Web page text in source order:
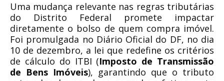
Uma mudança relevante nas regras tributárias
do Distrito Federal promete impactar
diretamente o bolso de quem compra imóvel.
Foi promulgada no Diário Oficial do DF, no dia
10 de dezembro, a lei que redefine os critérios
de cálculo do ITBI (Imposto de Transmissão
de Bens Imóveis), garantindo que o tributo